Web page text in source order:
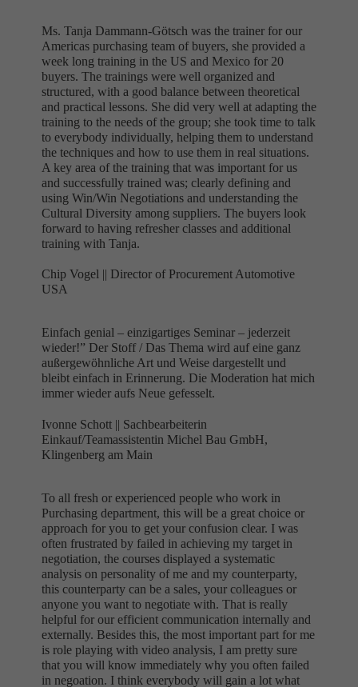
Ms. Tanja Dammann-Götsch was the trainer for our
Americas purchasing team of buyers, she provided a
week long training in the US and Mexico for 20
buyers. The trainings were well organized and
structured, with a good balance between theoretical
and practical lessons. She did very well at adapting the
training to the needs of the group; she took time to talk
to everybody individually, helping them to understand
the techniques and how to use them in real situations.
A key area of the training that was important for us
and successfully trained was; clearly defining and
using Win/Win Negotiations and understanding the
Cultural Diversity among suppliers. The buyers look
forward to having refresher classes and additional
training with Tanja.
Chip Vogel ||
Director of Procurement Automotive
USA
Einfach genial – einzigartiges Seminar – jederzeit
wieder!” Der Stoff / Das Thema wird auf eine ganz
außergewöhnliche Art und Weise dargestellt und
bleibt einfach in Erinnerung. Die Moderation hat mich
immer wieder aufs Neue gefesselt.
Ivonne Schott || Sachbearbeiterin
Einkauf/Teamassistentin Michel Bau GmbH,
Klingenberg am Main
To all fresh or experienced people who work in
Purchasing department, this will be a great choice or
approach for you to get your confusion clear. I was
often frustrated by failed in achieving my target in
negotiation, the courses displayed a systematic
analysis on personality of me and my counterparty,
this counterparty can be a sales, your colleagues or
anyone you want to negotiate with. That is really
helpful for our efficient communication internally and
externally. Besides this, the most important part for me
is role playing with video analysis, I am pretty sure
that you will know immediately why you often failed
in negoation. I think everybody will gain a lot what